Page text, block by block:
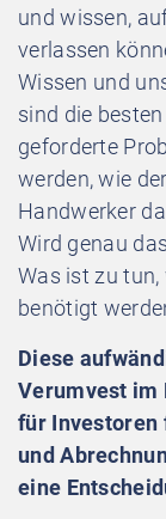
und wissen,
verlassen
Wissen und
sind die
geforderte
werden, wie
Handwerker
Wird genau
Was ist zu
benötigt
Diese
Verumvest im
für Investoren
und
eine